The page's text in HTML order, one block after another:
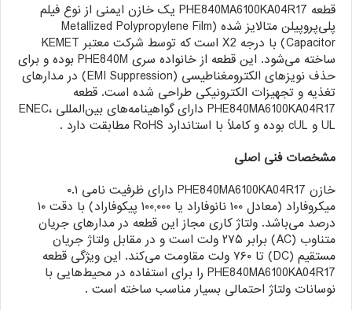
قطعه PHE840MA6100KA04R17 یک خازن ایمنی از نوع فیلم
پلی‌پروپیلن متالایز شده (Metallized Polypropylene Film
Capacitor) با درجه X2 است که توسط شرکت معتبر KEMET
ساخته می‌شود. این قطعه از خانواده سری PHE840M بوده و برای
حذف نویزهای الکترومغناطیسی (EMI Suppression) در مدارهای
تغذیه و تجهیزات الکترونیکی طراحی شده است. قطعه
PHE840MA6100KA04R17 دارای گواهینامه‌های بین‌المللی ENEC،
UL و cUL بوده و کاملاً با استاندارد RoHS مطابقت دارد .
مشخصات فنی اصلی
خازن PHE840MA6100KA04R17 دارای ظرفیت نامی ۰.۱
میکروفاراد (معادل ۱۰۰ نانوفاراد یا ۱۰۰,۰۰۰ پیکوفاراد) با دقت ۱۰
درصد می‌باشد. ولتاژ کاری مجاز این قطعه در مدارهای جریان
متناوب (AC) برابر ۲۷۵ ولت است و در مقابل ولتاژ جریان
مستقیم (DC) تا ۷۶۰ ولت مقاومت می‌کند. این ویژگی قطعه
PHE840MA6100KA04R17 را برای استفاده در محیط‌هایی با
نوسانات ولتاژ احتمالی بسیار مناسب ساخته است .